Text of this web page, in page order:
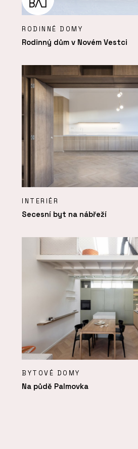
RODINNÉ DOMY
Rodinný dům v Novém Vestci
INTERIÉR
Secesní byt na nábřeží
BYTOVÉ DOMY
Na půdě Palmovka